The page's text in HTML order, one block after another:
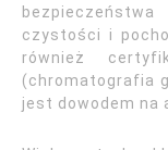
czystości i
również
(chromatografia
jest dowodem na